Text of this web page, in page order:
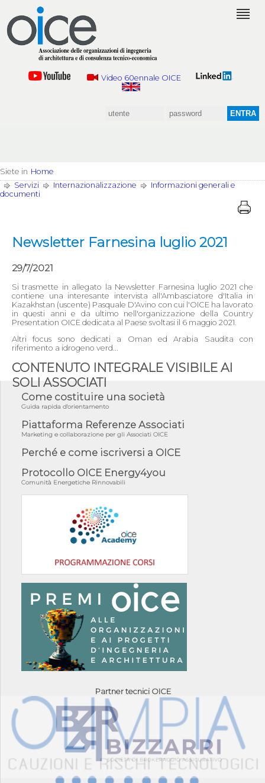
Video 60ennale OICE
Siete in Home
Servizi
Internazionalizzazione
Informazioni generali e
documenti
Newsletter Farnesina luglio 2021
29/7/2021
Si trasmette in allegato la Newsletter Farnesina luglio 2021 che
contiene una interesante intervista all'Ambasciatore d'Italia in
Kazakhstan (uscente) Pasquale D'Avino con cui l'OICE ha lavorato
in questi anni e da ultimo nell'organizzazione della Country
Presentation OICE dedicata al Paese svoltasi il 6 maggio 2021.
Altri focus sono dedicati a Oman ed Arabia Saudita con
riferimento a idrogeno verd...
CONTENUTO INTEGRALE VISIBILE AI
SOLI ASSOCIATI
Come costituire una società
Guida rapida d'orientamento
Piattaforma Referenze Associati
Marketing e collaborazione per gli Associati OICE
Perché e come iscriversi a OICE
Protocollo OICE Energy4you
Comunità Energetiche Rinnovabili
Partner tecnici OICE